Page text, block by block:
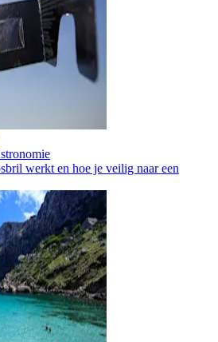
werkt en hoe je veilig naar een